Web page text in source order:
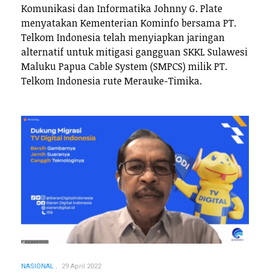
Komunikasi dan Informatika Johnny G. Plate
menyatakan Kementerian Kominfo bersama PT.
Telkom Indonesia telah menyiapkan jaringan
alternatif untuk mitigasi gangguan SKKL Sulawesi
Maluku Papua Cable System (SMPCS) milik PT.
Telkom Indonesia rute Merauke-Timika.
NASIONAL 29 April 2022